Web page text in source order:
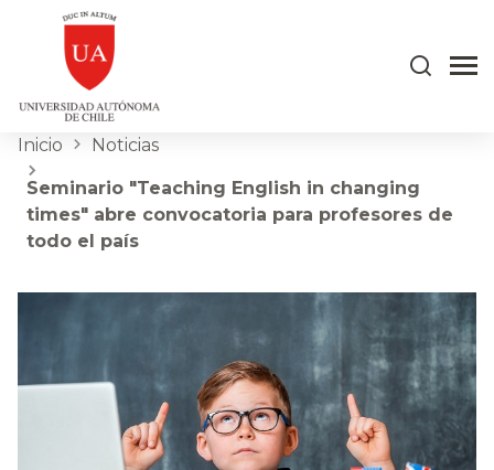
Inicio Noticias
Seminario "Teaching English in changing
times" abre convocatoria para profesores de
todo el país